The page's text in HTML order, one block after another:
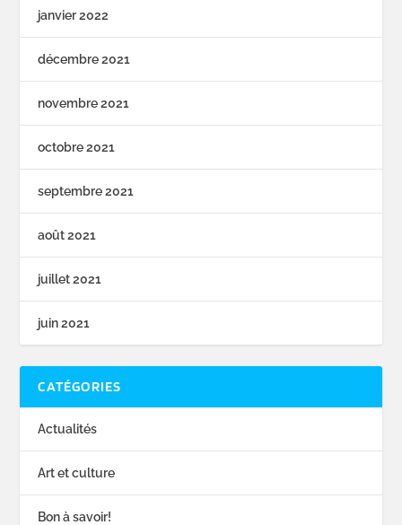
janvier 2022
décembre 2021
novembre 2021
octobre 2021
septembre 2021
août 2021
juillet 2021
juin 2021
CATÉGORIES
Actualités
Art et culture
Bon à savoir!